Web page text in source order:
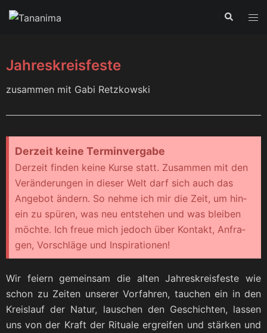
Jahreskreisfeste
zusam­men mit Gabi Retzkowski
Der­zeit kei­ne Terminvergabe
Der­zeit fin­den kei­ne Kur­se statt. Zusam­men mit den
Ver­än­de­run­gen in die­ser Welt darf sich auch das
Ange­bot ändern. So neh­me ich mir die Zeit, um hin­
ein zu spü­ren, was neu ent­ste­hen und was blei­ben
möch­te. Ich freue mich jedoch über Kon­takt, Anfra­
gen, Vor­schlä­ge und Inspirationen!
Wir fei­ern gemein­sam die alten Jah­res­kreis­fes­te wie
schon zu Zei­ten unse­rer Vor­fah­ren, tau­chen ein in den
Kreis­lauf der Natur, lau­schen den Geschich­ten, las­sen
uns von der Kraft der Ritua­le ergrei­fen und stär­ken und